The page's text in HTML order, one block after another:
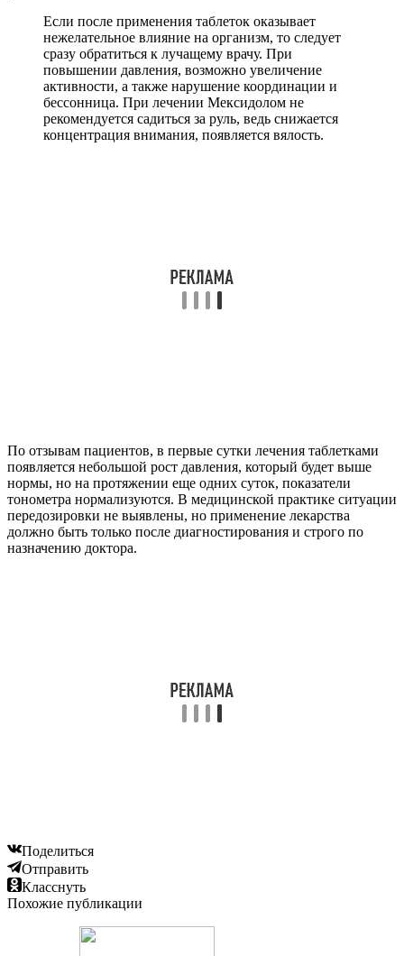
Если после применения таблеток оказывает
нежелательное влияние на организм, то следует
сразу обратиться к лучащему врачу. При
повышении давления, возможно увеличение
активности, а также нарушение координации и
бессонница. При лечении Мексидолом не
рекомендуется садиться за руль, ведь снижается
концентрация внимания, появляется вялость.
По отзывам пациентов, в первые сутки лечения таблетками
появляется небольшой рост давления, который будет выше
нормы, но на протяжении еще одних суток, показатели
тонометра нормализуются. В медицинской практике ситуации
передозировки не выявлены, но применение лекарства
должно быть только после диагностирования и строго по
назначению доктора.
Поделиться
Отправить
Класснуть
Похожие публикации